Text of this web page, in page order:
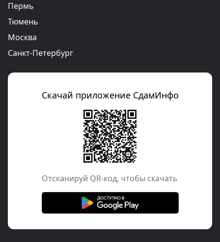
Пермь
Тюмень
Москва
Санкт-Петербург
Скачай приложение СдамИнфо
Отcканируй QR-код, чтобы скачать